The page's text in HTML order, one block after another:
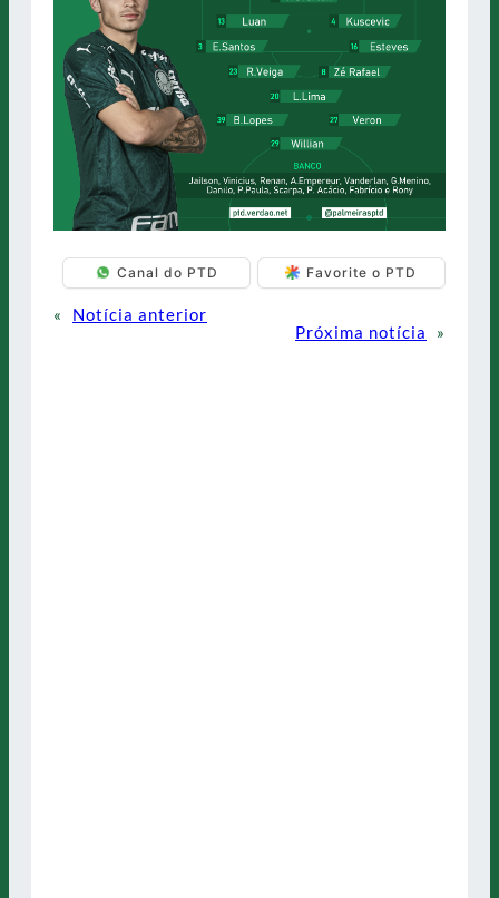
Canal do PTD Favorite o PTD
«
Notícia anterior
Próxima notícia
»